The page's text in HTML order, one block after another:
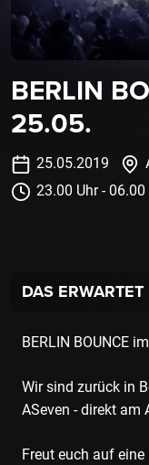
BERLIN
25.05.
25.05.2019
23.00 Uhr - 06.00
DAS ERWARTET
BERLIN BOUNCE
Wir sind zurück in
ASeven - direkt am
Freut euch auf